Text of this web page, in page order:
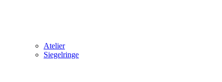
Atelier
Siegelringe